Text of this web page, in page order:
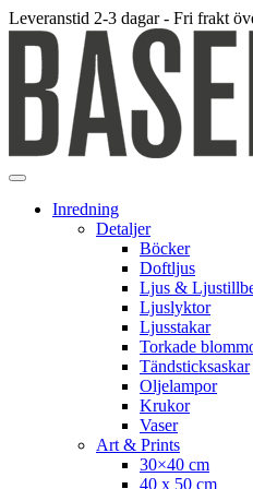
Leveranstid 2-3 dagar - Fri frakt
Inredning
Detaljer
Böcker
Doftljus
Ljus &
Ljuslyktor
Ljusstakar
Torkade
Tändsticksaskar
Oljelampor
Krukor
Vaser
Art & Prints
30×40 cm
40 x 50 cm